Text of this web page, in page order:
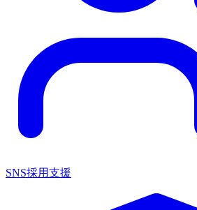
SNS採用支援